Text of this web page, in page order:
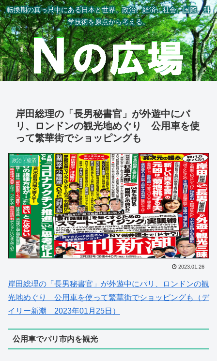
転換期の真っ只中にある日本と世界。政治、経済、社会、国際、科
学技術を原点から考える。
岸田総理の「長男秘書官」が外遊中にパ
リ、ロンドンの観光地めぐり 公用車を使
って繁華街でショッピングも
政治・経済
2023.01.26
岸田総理の「長男秘書官」が外遊中にパリ、ロンドンの観
光地めぐり 公用車を使って繁華街でショッピングも（デ
イリー新潮 2023年01月25日）
公用車でパリ市内を観光